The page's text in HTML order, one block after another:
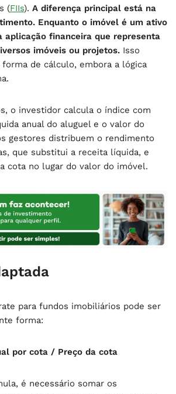
(FIIs). A diferença principal está na
Enquanto o imóvel é um ativo
aplicação financeira que representa
imóveis ou projetos. Isso
de cálculo, embora a lógica
o investidor calcula o índice com
anual do aluguel e o valor do
gestores distribuem o rendimento
que substitui a receita líquida, e
cota no lugar do valor do imóvel.
para fundos imobiliários pode ser
forma:
por cota / Preço da cota
é necessário somar os